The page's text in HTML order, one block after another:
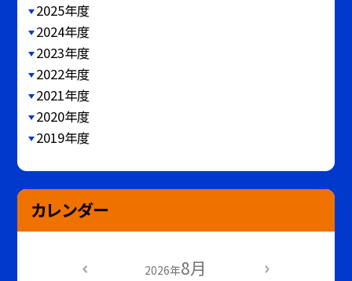
2025年度
2024年度
2023年度
2022年度
2021年度
2020年度
2019年度
カレンダー
2026年8月